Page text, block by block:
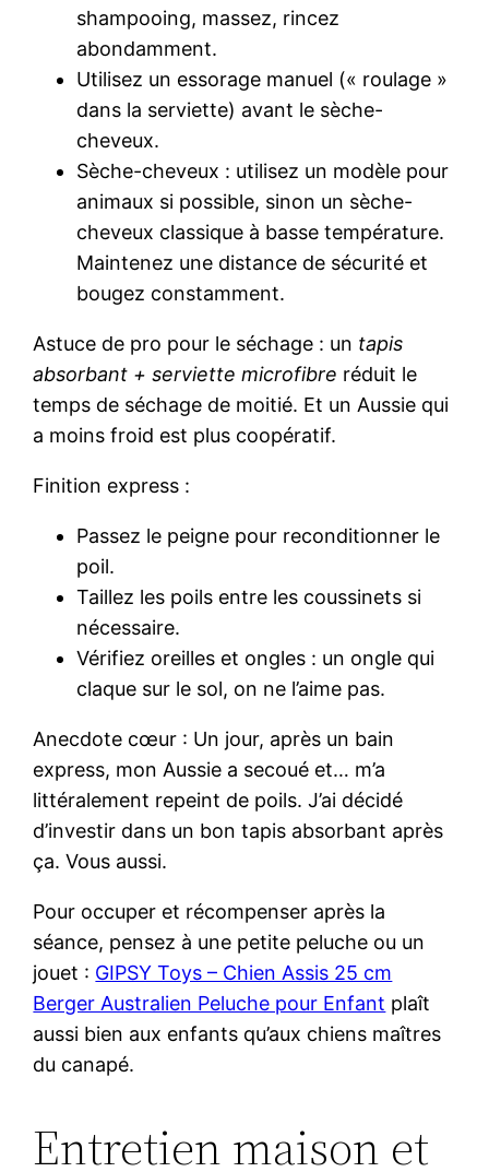
shampooing, massez, rincez
abondamment.
Utilisez un essorage manuel (« roulage »
dans la serviette) avant le sèche-
cheveux.
Sèche-cheveux : utilisez un modèle pour
animaux si possible, sinon un sèche-
cheveux classique à basse température.
Maintenez une distance de sécurité et
bougez constamment.
Astuce de pro pour le séchage : un tapis
absorbant + serviette microfibre réduit le
temps de séchage de moitié. Et un Aussie qui
a moins froid est plus coopératif.
Finition express :
Passez le peigne pour reconditionner le
poil.
Taillez les poils entre les coussinets si
nécessaire.
Vérifiez oreilles et ongles : un ongle qui
claque sur le sol, on ne l’aime pas.
Anecdote cœur : Un jour, après un bain
express, mon Aussie a secoué et… m’a
littéralement repeint de poils. J’ai décidé
d’investir dans un bon tapis absorbant après
ça. Vous aussi.
Pour occuper et récompenser après la
séance, pensez à une petite peluche ou un
jouet : GIPSY Toys – Chien Assis 25 cm
Berger Australien Peluche pour Enfant plaît
aussi bien aux enfants qu’aux chiens maîtres
du canapé.
Entretien maison et